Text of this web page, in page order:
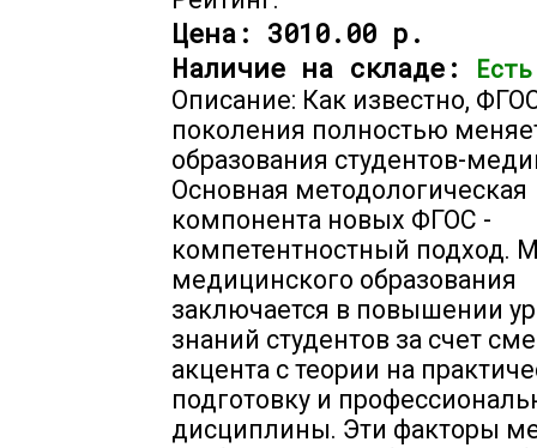
Цена: 3010.00 р.
Наличие на складе:
Описание: Как известно,
поколения полностью
образования студентов-
Основная методологическая
компонента новых ФГОС -
компетентностный подход.
медицинского образования
заключается в повышении
знаний студентов за счет
акцента с теории на
подготовку и
дисциплины. Эти факторы